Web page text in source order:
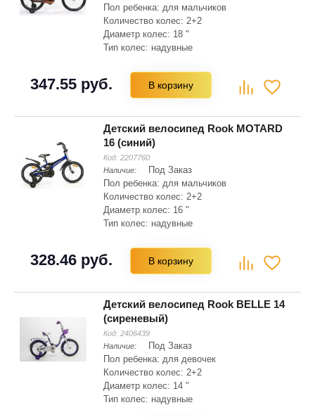
Пол ребенка: для мальчиков
Количество колес: 2+2
Диаметр колес: 18 "
Тип колес: надувные
Складная рама: нет
Тип вилки: жесткая
347.55 руб. В корзину
Детский велосипед Rook MOTARD
16 (синий)
Код: 2207760
Наличие:
Под Заказ
Пол ребенка: для мальчиков
Количество колес: 2+2
Диаметр колес: 16 "
Тип колес: надувные
Складная рама: нет
Тип вилки: жесткая
328.46 руб. В корзину
Детский велосипед Rook BELLE 14
(сиреневый)
Код: 2406439
Наличие:
Под Заказ
Пол ребенка: для девочек
Количество колес: 2+2
Диаметр колес: 14 "
Тип колес: надувные